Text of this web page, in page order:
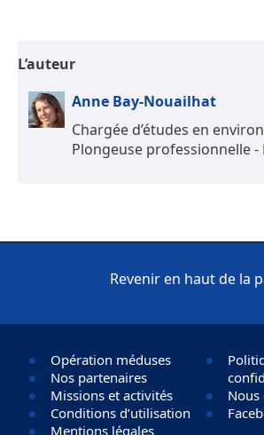
L’auteur
Anne Bay-Nouailhat
Chargée d’études en
Plongeuse professionnelle
Revenir en haut de la
Opération méduses
Nos partenaires
Missions et activités
Conditions d’utilisation
Mentions légales
Nous